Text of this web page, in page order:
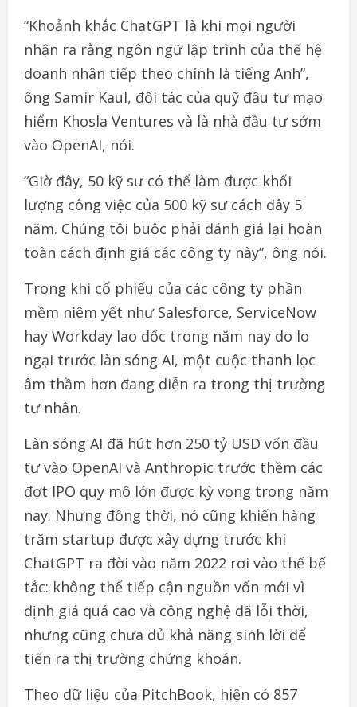
“Khoảnh khắc ChatGPT là khi mọi người
nhận ra rằng ngôn ngữ lập trình của thế hệ
doanh nhân tiếp theo chính là tiếng Anh”,
ông Samir Kaul, đối tác của quỹ đầu tư mạo
hiểm Khosla Ventures và là nhà đầu tư sớm
vào OpenAI, nói.
“Giờ đây, 50 kỹ sư có thể làm được khối
lượng công việc của 500 kỹ sư cách đây 5
năm. Chúng tôi buộc phải đánh giá lại hoàn
toàn cách định giá các công ty này”, ông nói.
Trong khi cổ phiếu của các công ty phần
mềm niêm yết như Salesforce, ServiceNow
hay Workday lao dốc trong năm nay do lo
ngại trước làn sóng AI, một cuộc thanh lọc
âm thầm hơn đang diễn ra trong thị trường
tư nhân.
Làn sóng AI đã hút hơn 250 tỷ USD vốn đầu
tư vào OpenAI và Anthropic trước thềm các
đợt IPO quy mô lớn được kỳ vọng trong năm
nay. Nhưng đồng thời, nó cũng khiến hàng
trăm startup được xây dựng trước khi
ChatGPT ra đời vào năm 2022 rơi vào thế bế
tắc: không thể tiếp cận nguồn vốn mới vì
định giá quá cao và công nghệ đã lỗi thời,
nhưng cũng chưa đủ khả năng sinh lời để
tiến ra thị trường chứng khoán.
Theo dữ liệu của PitchBook, hiện có 857